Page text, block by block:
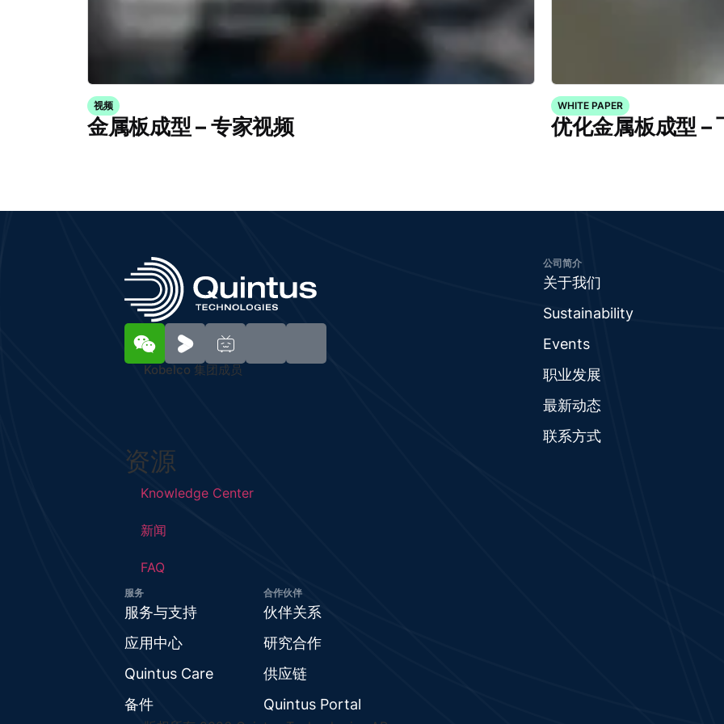
视频
金属板成型 – 专家视频
WHITE PAPER
优化金属板成型 –
Kobelco 集团成员
公司简介
关于我们
Sustainability
Events
职业发展
最新动态
联系方式
资源
Knowledge Center
新闻
FAQ
服务
服务与支持
应用中心
Quintus Care
备件
合作伙伴
伙伴关系
研究合作
供应链
Quintus Portal